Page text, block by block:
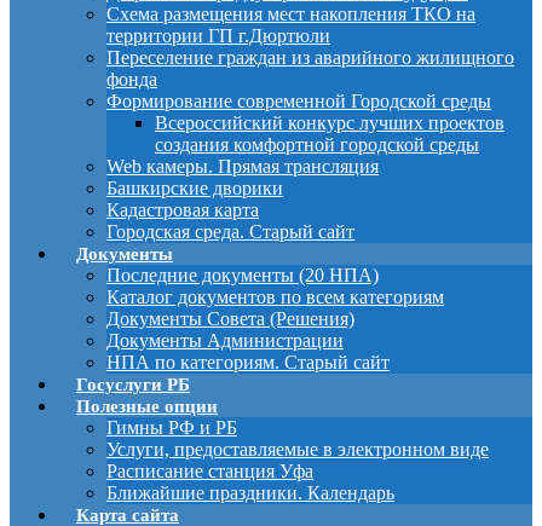
Схема размещения мест накопления ТКО на
территории ГП г.Дюртюли
Переселение граждан из аварийного жилищного
фонда
Формирование современной Городской среды
Всероссийский конкурс лучших проектов
создания комфортной городской среды
Web камеры. Прямая трансляция
Башкирские дворики
Кадастровая карта
Городская среда. Старый сайт
Документы
Последние документы (20 НПА)
Каталог документов по всем категориям
Документы Совета (Решения)
Документы Администрации
НПА по категориям. Старый сайт
Госуслуги РБ
Полезные опции
Гимны РФ и РБ
Услуги, предоставляемые в электронном виде
Расписание станция Уфа
Ближайшие праздники. Календарь
Карта сайта